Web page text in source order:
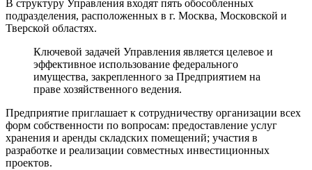
В структуру Управления входят пять обособленных
подразделения, расположенных в г. Москва, Московской и
Тверской областях.
Ключевой задачей Управления является целевое и
эффективное использование федерального
имущества, закрепленного за Предприятием на
праве хозяйственного ведения.
Предприятие приглашает к сотрудничеству организации всех
форм собственности по вопросам: предоставление услуг
хранения и аренды складских помещений; участия в
разработке и реализации совместных инвестиционных
проектов.